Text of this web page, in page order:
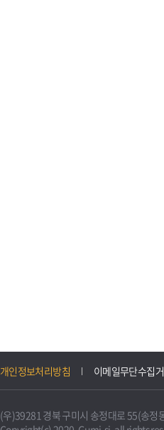
개인정보처리방침 이메일무단수집
(우)39281 경북 구미시 송정대로 55(송